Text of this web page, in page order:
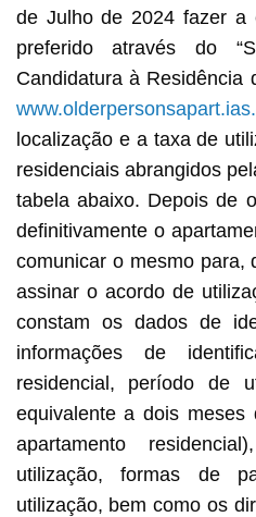
de Julho de 2024 fazer a
preferido através do
Candidatura à Residência
localização e a taxa de
residenciais abrangidos
tabela abaixo. Depois de
definitivamente o
comunicar o mesmo para,
assinar o acordo de
constam os dados de
informações de
residencial, período de
equivalente a dois
apartamento
utilização, formas de
utilização, bem como os